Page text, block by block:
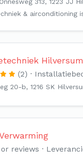
& airconditioning
Hilversum
(2)
20-b, 1216 SK
reviews